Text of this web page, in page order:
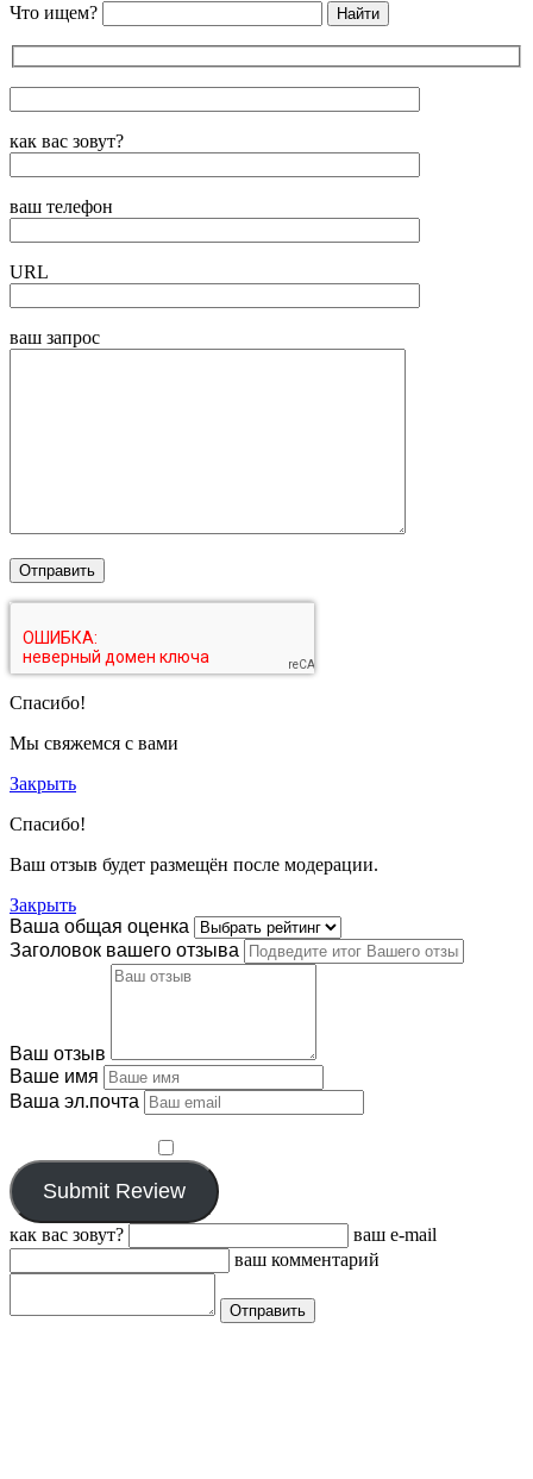
Что ищем?
как вас зовут?
ваш телефон
URL
ваш запрос
Спасибо!
Мы свяжемся с вами
Закрыть
Спасибо!
Ваш отзыв будет размещён после модерации.
Закрыть
Ваша общая оценка
Заголовок вашего отзыва
Ваш отзыв
Ваше имя
Ваша эл.почта
Submit Review
как вас зовут?
ваш e-mail
ваш комментарий